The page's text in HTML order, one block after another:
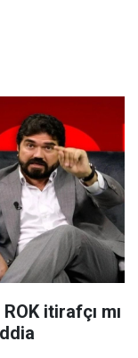
itirafçı mı